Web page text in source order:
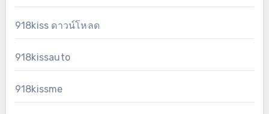
918kiss ดาวน์โหลด
918kissauto
918kissme